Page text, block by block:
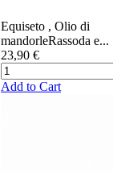
Equiseto , Olio di
mandorle ​​​​​​​​​​​Rassoda e...
23,90 €
Add to Cart